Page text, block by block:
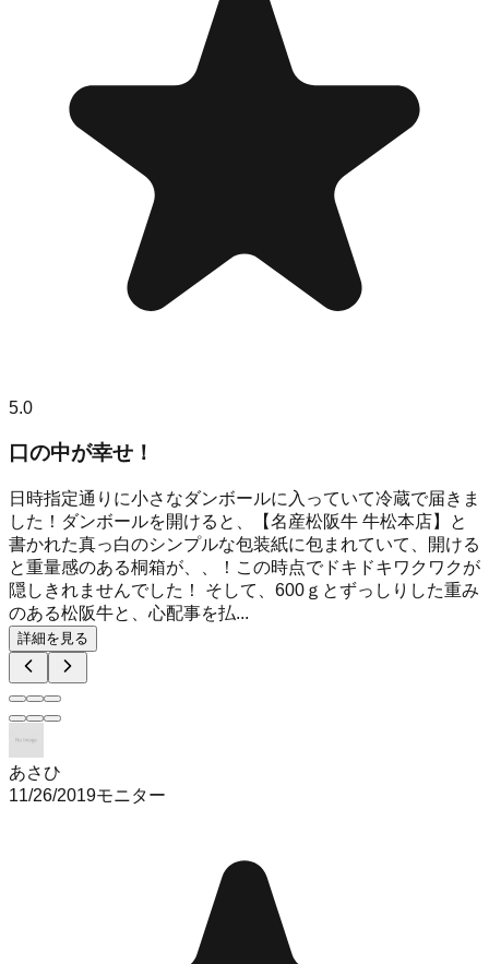
5.0
口の中が幸せ！
日時指定通りに小さなダンボールに入っていて冷蔵で届きま
した！ダンボールを開けると、【名産松阪牛 牛松本店】と
書かれた真っ白のシンプルな包装紙に包まれていて、開ける
と重量感のある桐箱が、、！この時点でドキドキワクワクが
隠しきれませんでした！ そして、600ｇとずっしりした重み
のある松阪牛と、心配事を払...
詳細を見る
あさひ
11/26/2019モニター